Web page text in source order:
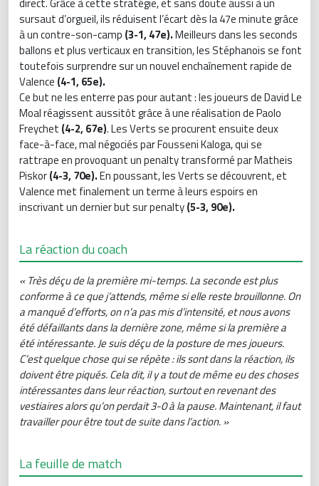
direct. Grâce à cette stratégie, et sans doute aussi à un
sursaut d’orgueil, ils réduisent l’écart dès la 47e minute grâce
à un contre-son-camp (3-1, 47e).Meilleurs dans les seconds
ballons et plus verticaux en transition, les Stéphanois se font
toutefois surprendre sur un nouvel enchaînement rapide de
Valence (4-1, 65e).
Ce but ne les enterre pas pour autant : les joueurs de David Le
Moal réagissent aussitôt grâce à une réalisation de Paolo
Freychet (4-2, 67e). Les Verts se procurent ensuite deux
face-à-face, mal négociés par Fousseni Kaloga, qui se
rattrape en provoquant un penalty transformé par Matheis
Piskor(4-3, 70e).En poussant, les Verts se découvrent, et
Valence met finalement un terme à leurs espoirs en
inscrivant un dernier but sur penalty(5-3, 90e).
La réaction du coach
« Très déçu de la première mi-temps. La seconde est plus
conforme à ce que j’attends, même si elle reste brouillonne. On
a manqué d’efforts, on n’a pas mis d’intensité, et nous avons
été défaillants dans la dernière zone, même si la première a
été intéressante. Je suis déçu de la posture de mes joueurs.
C’est quelque chose qui se répète : ils sont dans la réaction, ils
doivent être piqués. Cela dit, il y a tout de même eu des choses
intéressantes dans leur réaction, surtout en revenant des
vestiaires alors qu’on perdait 3-0 à la pause. Maintenant, il faut
travailler pour être tout de suite dans l’action. »
La feuille de match